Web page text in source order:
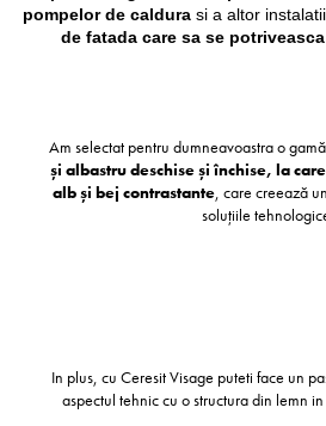
pompelor de caldurasi a altor
de fatada care sa se
Am selectat pentru dumneavoastra o
și albastru deschise și închise, la
alb și bej contrastante, care creează
soluțiile
In plus, cu Ceresit Visage puteti face un
aspectul tehnic cu o structura din lemn